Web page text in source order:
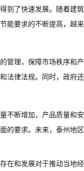
到了快速发展。随着建
能要求的不断提高，越
管理，保障市场秩序和
法律法规。同时，政府
不断增加，产品质量和
的要求。未来，泰州地
在和发展对于推动当地